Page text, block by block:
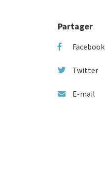
Partager
Facebook
Twitter
E-mail